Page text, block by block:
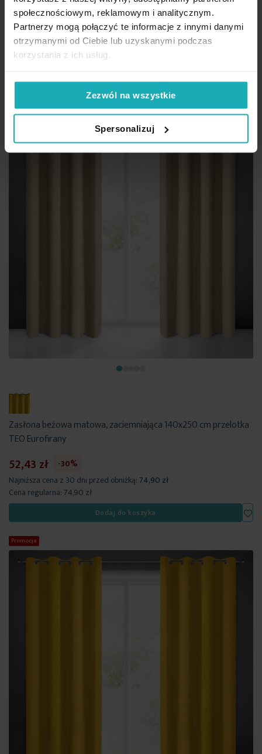
społecznościowym, reklamowym i analitycznym.
Partnerzy mogą połączyć te informacje z innymi danymi
otrzymanymi od Ciebie lub uzyskanymi podczas
korzystania z ich usług.
Zezwól na wszystkie
Spersonalizuj
46,13 zł
-30%
Najniższa cena z 30 dni przed obniżką:65,90 zł
Cena regularna: 65,90 zł
Zasłona beżowa matowa, zaciemniająca 140x250 cm przelotka
TEO Eurofirany
52,43 zł
-30%
Najniższa cena z 30 dni przed obniżką: 74,90 zł
Cena regularna: 74,90 zł
Dodaj do koszyka
Promocja